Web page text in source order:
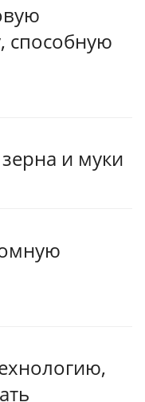
способную
и муки